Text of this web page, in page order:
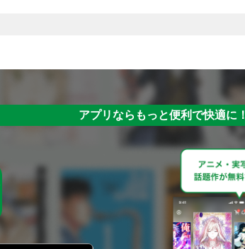
アプリならもっと便利で快適に！